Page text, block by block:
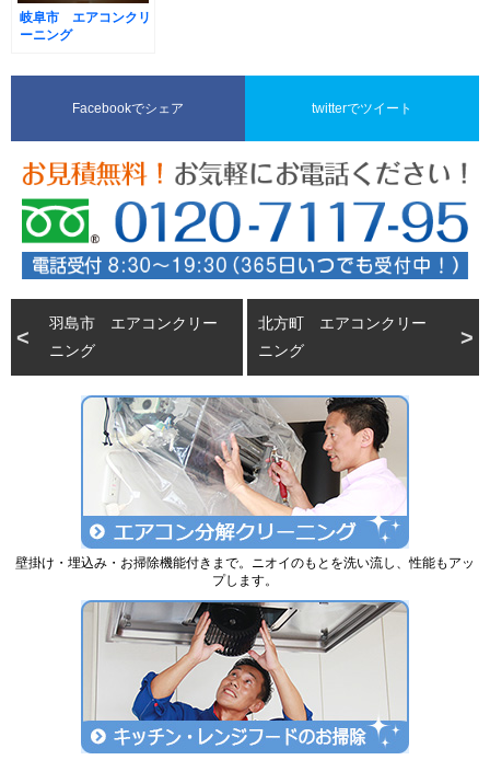
岐阜市 エアコンクリ
ーニング
Facebookでシェア twitterでツイート
羽島市 エアコンクリー
ニング
北方町 エアコンクリー
ニング
壁掛け・埋込み・お掃除機能付きまで。ニオイのもとを洗い流し、性能もアッ
プします。